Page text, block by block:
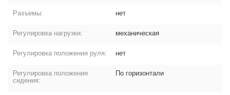
Разъемы: нет
Регулировка нагрузки: механическая
Регулировка положения руля: нет
Регулировка положения
сидения:
По горизонтали